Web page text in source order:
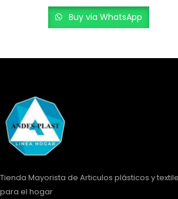
Buy via WhatsApp
Tienda Mayorista de Articulos plásticos y
para el hogar